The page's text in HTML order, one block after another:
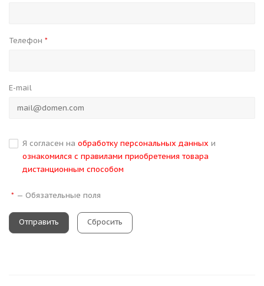
Телефон *
E-mail
Я согласен на обработку персональных данных и
ознакомился с правилами приобретения товара
дистанционным способом
* — Обязательные поля
Сбросить